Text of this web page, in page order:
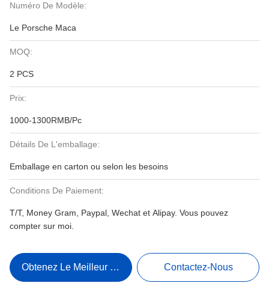
Numéro De Modèle:
Le Porsche Maca
MOQ:
2 PCS
Prix:
1000-1300RMB/Pc
Détails De L'emballage:
Emballage en carton ou selon les besoins
Conditions De Paiement:
T/T, Money Gram, Paypal, Wechat et Alipay. Vous pouvez
compter sur moi.
Obtenez Le Meilleur Prix Contactez-Nous